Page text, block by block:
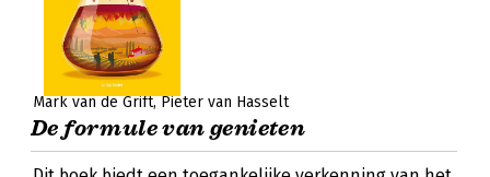
Mark van de Grift Pieter van Hasselt
De formule van genieten